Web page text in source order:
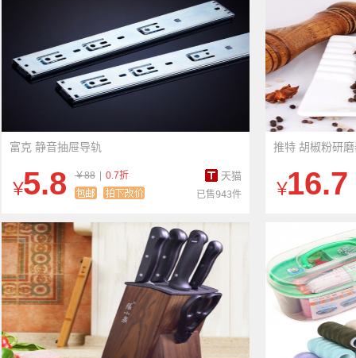
富克 静音抽屉导轨
￥5.8 天猫
￥88
0.7折
已售943件
推特 胡椒粉研
￥16.7